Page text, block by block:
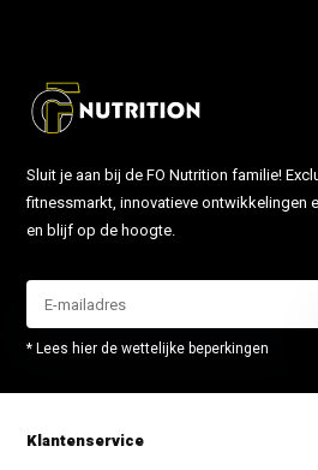
Sluit je aan bij de FO Nutrition familie!
fitnessmarkt, innovatieve ontwikkelingen
en blijf op de hoogte.
* Lees hier de wettelijke beperkingen
Klantenservice